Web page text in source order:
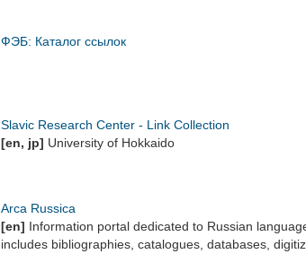
ФЭБ: Каталог ссылок
Slavic Research Center - Link Collection
[en, jp] University of Hokkaido
Arca Russica
[en] Information portal dedicated to Russian
includes bibliographies, catalogues, databases,